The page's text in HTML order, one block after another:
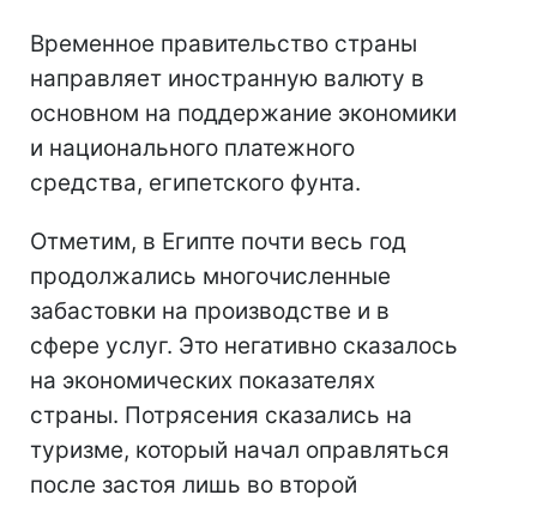
Временное правительство страны
направляет иностранную валюту в
основном на поддержание экономики
и национального платежного
средства, египетского фунта.
Отметим, в Египте почти весь год
продолжались многочисленные
забастовки на производстве и в
сфере услуг. Это негативно сказалось
на экономических показателях
страны. Потрясения сказались на
туризме, который начал оправляться
после застоя лишь во второй